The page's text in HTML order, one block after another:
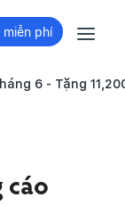
miễn phí
6 - Tặng
cáo